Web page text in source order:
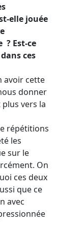
elle jouée
? Est-ce
ces
avoir cette
donner
vers la
répétitions
les
sur le
On
ces deux
que ce
avec